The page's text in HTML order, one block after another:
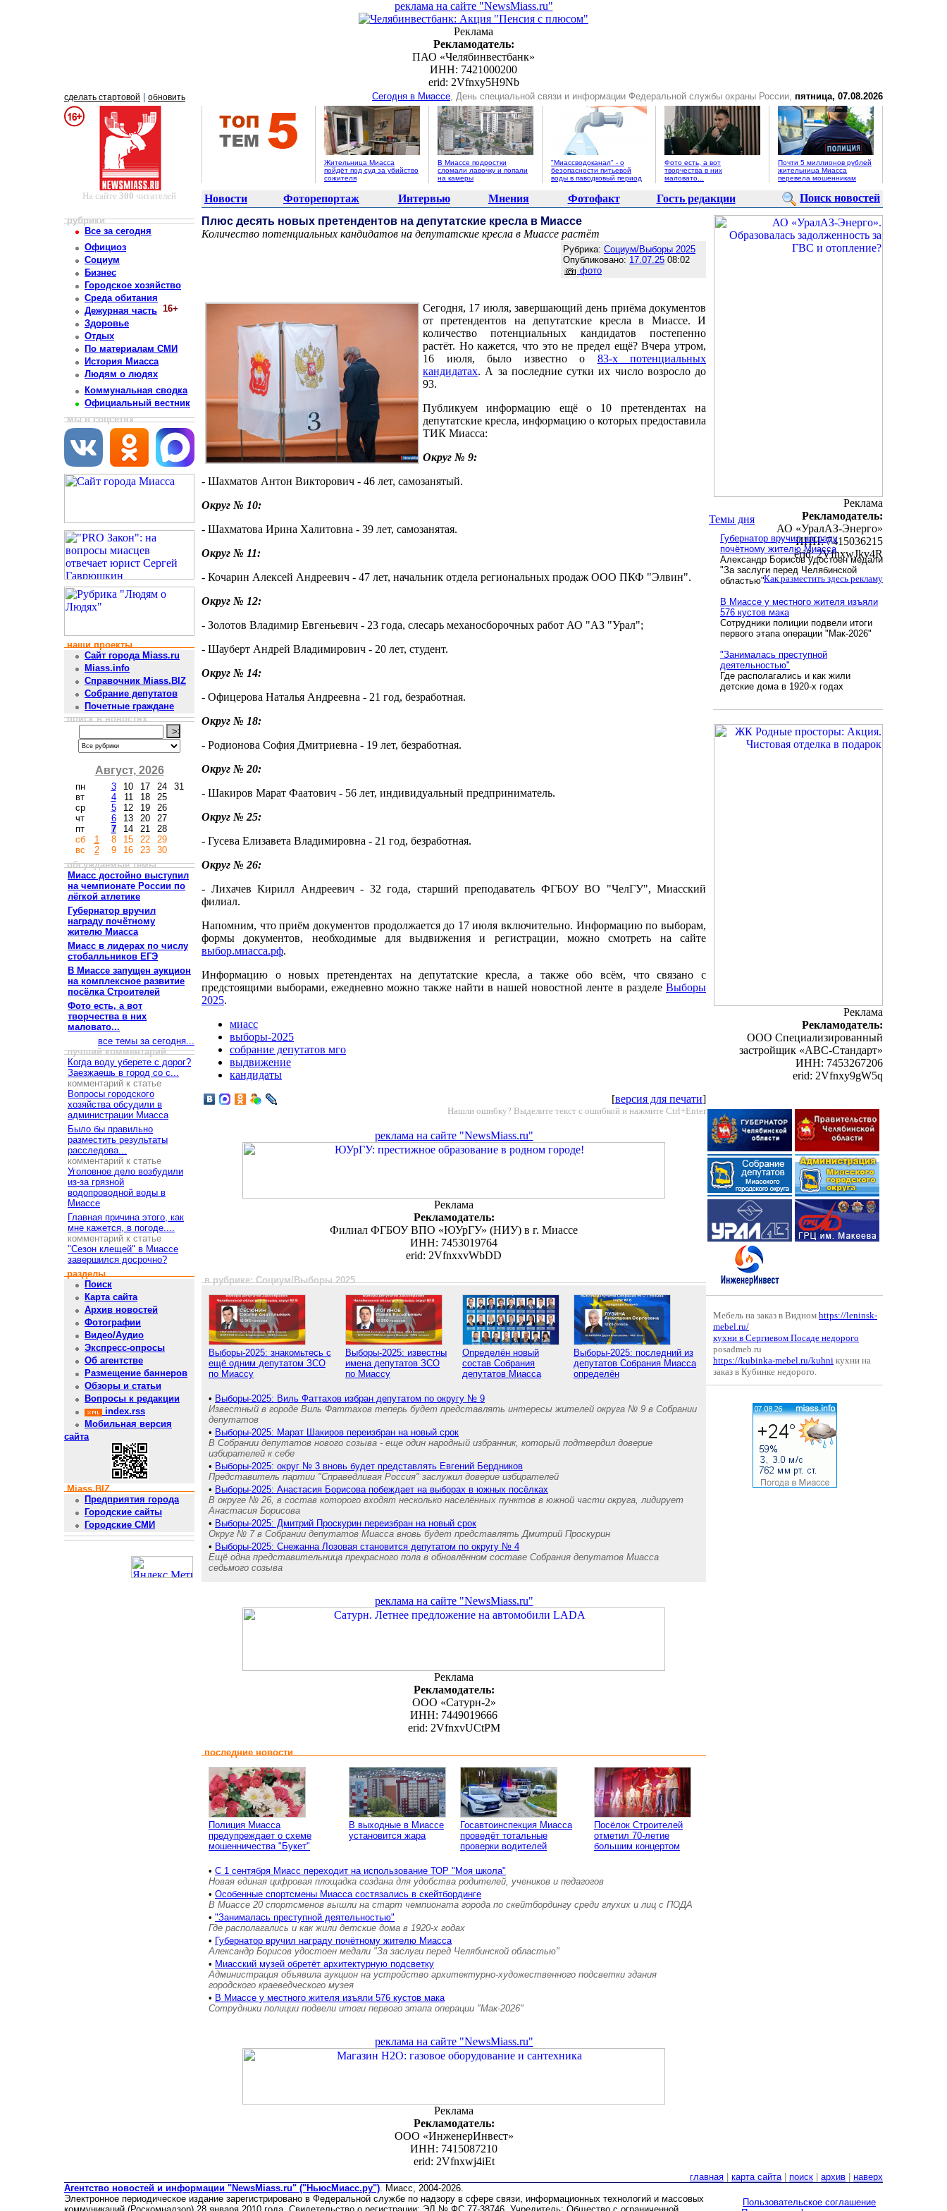
реклама на сайте "NewsMiass.ru"
Реклама
Рекламодатель:
ПАО «Челябинвестбанк»
ИНН: 7421000200
erid: 2Vfnxy5H9Nb
сделать стартовой обновить Сегодня в Миассе, День специальной связи и информации Федеральной службы охраны России, пятница, 07.08.2026
Жительница Миасса
пойдёт под суд за убийство
сожителя
В Миассе подростки
сломали лавочку и попали
на камеры
"Миассводоканал" - о
безопасности питьевой
воды в паводковый период
Фото есть, а вот
творчества в них
маловато...
Почти 5 миллионов рублей
жительница Миасса
перевела мошенникам
На сайте 300 читателей Новости Фоторепортаж Интервью Мнения Фотофакт Гость редакции Поиск новостей
рубрики
Все за сегодня
Официоз
Социум
Бизнес
Городское хозяйство
Среда обитания
Дежурная часть 16+
Здоровье
Отдых
По материалам СМИ
История Миасса
Людям о людях
Коммунальная сводка
Официальный вестник
мы в соцсетях
наши проекты
Сайт города Miass.ru
Miass.info
Справочник Miass.BIZ
Собрание депутатов
Почетные граждане
поиск в новостях
Август, 2026
пн
вт
ср
чт
пт
сб
вс
1
2
3
4
5
6
7
8
9
10
11
12
13
14
15
16
17
18
19
20
21
22
23
24
25
26
27
28
29
30
31
обсуждаемые темы
Миасс достойно выступил
на чемпионате России по
лёгкой атлетике
Губернатор вручил
награду почётному
жителю Миасса
Миасс в лидерах по числу
стобалльников ЕГЭ
В Миассе запущен аукцион
на комплексное развитие
посёлка Строителей
Фото есть, а вот
творчества в них
маловато...
все темы за сегодня...
лучший комментарий
Когда воду уберете с дорог?
Заезжаешь в город со с...
комментарий к статье
Вопросы городского
хозяйства обсудили в
администрации Миасса
Было бы правильно
разместить результаты
расследова...
комментарий к статье
Уголовное дело возбудили
из-за грязной
водопроводной воды в
Миассе
Главная причина этого, как
мне кажется, в погоде....
комментарий к статье
"Сезон клещей" в Миассе
завершился досрочно?
разделы
Поиск
Карта сайта
Архив новостей
Фотографии
Видео/Аудио
Экспресс-опросы
Об агентстве
Размещение баннеров
Обзоры и статьи
Вопросы к редакции
index.rss
Мобильная версия
сайта
Miass.BIZ
Предприятия города
Городские сайты
Городские СМИ
Плюс десять новых претендентов на депутатские кресла в Миассе
Количество потенциальных кандидатов на депутатские кресла в Миассе растёт
Рубрика: Социум/Выборы 2025
Опубликовано: 17.07.25 08:02
фото
Сегодня, 17 июля, завершающий день приёма документов
от претендентов на депутатские кресла в Миассе. И
количество потенциальных кандидатов постепенно
растёт. Но кажется, что это не предел ещё? Вчера утром,
16 июля, было известно о 83-х потенциальных
кандидатах. А за последние сутки их число возросло до
93.
Публикуем информацию ещё о 10 претендентах на
депутатские кресла, информацию о которых предоставила
ТИК Миасса:
Округ № 9:
- Шахматов Антон Викторович - 46 лет, самозанятый.
Округ № 10:
- Шахматова Ирина Халитовна - 39 лет, самозанятая.
Округ № 11:
- Кочарин Алексей Андреевич - 47 лет, начальник отдела региональных продаж ООО ПКФ "Элвин".
Округ № 12:
- Золотов Владимир Евгеньевич - 23 года, слесарь механосборочных работ АО "АЗ "Урал";
- Шауберт Андрей Владимирович - 20 лет, студент.
Округ № 14:
- Офицерова Наталья Андреевна - 21 год, безработная.
Округ № 18:
- Родионова София Дмитриевна - 19 лет, безработная.
Округ № 20:
- Шакиров Марат Фаатович - 56 лет, индивидуальный предприниматель.
Округ № 25:
- Гусева Елизавета Владимировна - 21 год, безработная.
Округ № 26:
- Лихачев Кирилл Андреевич - 32 года, старший преподаватель ФГБОУ ВО "ЧелГУ", Миасский
филиал.
Напомним, что приём документов продолжается до 17 июля включительно. Информацию по выборам,
формы документов, необходимые для выдвижения и регистрации, можно смотреть на сайте
выбор.миасса.рф.
Информацию о новых претендентах на депутатские кресла, а также обо всём, что связано с
предстоящими выборами, ежедневно можно также найти в нашей новостной ленте в разделе Выборы
2025.
миасс
выборы-2025
собрание депутатов мго
выдвижение
кандидаты
[версия для печати]
Нашли ошибку? Выделите текст с ошибкой и нажмите Ctrl+Enter
реклама на сайте "NewsMiass.ru"
Реклама
Рекламодатель:
Филиал ФГБОУ ВПО «ЮУрГУ» (НИУ) в г. Миассе
ИНН: 7453019764
erid: 2VfnxxvWbDD
в рубрике: Социум/Выборы 2025
Выборы-2025: знакомьтесь с
ещё одним депутатом ЗСО
по Миассу
Выборы-2025: известны
имена депутатов ЗСО
по Миассу
Определён новый
состав Собрания
депутатов Миасса
Выборы-2025: последний из
депутатов Собрания Миасса
определён
• Выборы-2025: Виль Фаттахов избран депутатом по округу № 9
Известный в городе Виль Фаттахов теперь будет представлять интересы жителей округа № 9 в Собрании
депутатов
• Выборы-2025: Марат Шакиров переизбран на новый срок
В Собрании депутатов нового созыва - еще один народный избранник, который подтвердил доверие
избирателей к себе
• Выборы-2025: округ № 3 вновь будет представлять Евгений Бердников
Представитель партии "Справедливая Россия" заслужил доверие избирателей
• Выборы-2025: Анастасия Борисова побеждает на выборах в южных посёлках
В округе № 26, в состав которого входят несколько населённых пунктов в южной части округа, лидирует
Анастасия Борисова
• Выборы-2025: Дмитрий Проскурин переизбран на новый срок
Округ № 7 в Собрании депутатов Миасса вновь будет представлять Дмитрий Проскурин
• Выборы-2025: Снежанна Лозовая становится депутатом по округу № 4
Ещё одна представительница прекрасного пола в обновлённом составе Собрания депутатов Миасса
седьмого созыва
реклама на сайте "NewsMiass.ru"
Реклама
Рекламодатель:
ООО «Сатурн-2»
ИНН: 7449019666
erid: 2VfnxvUCtPM
последние новости
Полиция Миасса
предупреждает о схеме
мошенничества "Букет"
В выходные в Миассе
установится жара
Госавтоинспекция Миасса
проведёт тотальные
проверки водителей
Посёлок Строителей
отметил 70-летие
большим концертом
• С 1 сентября Миасс переходит на использование ТОР "Моя школа"
Новая единая цифровая площадка создана для удобства родителей, учеников и педагогов
• Особенные спортсмены Миасса состязались в скейтбординге
В Миассе 20 спортсменов вышли на старт чемпионата города по скейтбордингу среди глухих и лиц с ПОДА
• "Занималась преступной деятельностью"
Где располагались и как жили детские дома в 1920-х годах
• Губернатор вручил награду почётному жителю Миасса
Александр Борисов удостоен медали "За заслуги перед Челябинской областью"
• Миасский музей обретёт архитектурную подсветку
Администрация объявила аукцион на устройство архитектурно-художественного подсветки здания
городского краеведческого музея
• В Миассе у местного жителя изъяли 576 кустов мака
Сотрудники полиции подвели итоги первого этапа операции "Мак-2026"
реклама на сайте "NewsMiass.ru"
Реклама
Рекламодатель:
ООО «ИнженерИнвест»
ИНН: 7415087210
erid: 2Vfnxwj4iEt
Реклама
Рекламодатель:
АО «УралАЗ-Энерго»
ИНН: 7415036215
erid: 2VfnxwJkv4R
Как разместить здесь рекламу
Темы дня
Губернатор вручил награду
почётному жителю Миасса
Александр Борисов удостоен медали
"За заслуги перед Челябинской
областью"
В Миассе у местного жителя изъяли
576 кустов мака
Сотрудники полиции подвели итоги
первого этапа операции "Мак-2026"
"Занималась преступной
деятельностью"
Где располагались и как жили
детские дома в 1920-х годах
Реклама
Рекламодатель:
ООО Специализированный
застройщик «АВС-Стандарт»
ИНН: 7453267206
erid: 2Vfnxy9gW5q
Мебель на заказ в Видном https://leninsk-
mebel.ru/
кухни в Сергиевом Посаде недорого
posadmeb.ru
https://kubinka-mebel.ru/kuhni кухни на
заказ в Кубинке недорого.
главная карта сайта| поиск архив
наверх
Агентство новостей и информации "NewsMiass.ru" ("НьюсМиасс.ру"). Миасс, 2004-2026.
Электронное периодическое издание зарегистрировано в Федеральной службе по надзору в сфере связи, информационных технологий и массовых
Пользовательское соглашение